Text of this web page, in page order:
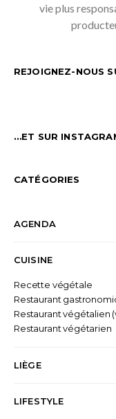
vie plus
REJOIGNEZ-NOUS
…ET SUR
CATÉGORIES
AGENDA
CUISINE
Recette végétale
Restaurant
Restaurant végétalien
Restaurant végétarien
LIÈGE
LIFESTYLE